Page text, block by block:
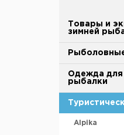
Товары и
зимней
Палатки
Полы для
Аксессуары
Блесны
Вертлюжки,
карабины
Воблеры
Одежда для
рыбалки
Зимняя
Защита от
Alpika